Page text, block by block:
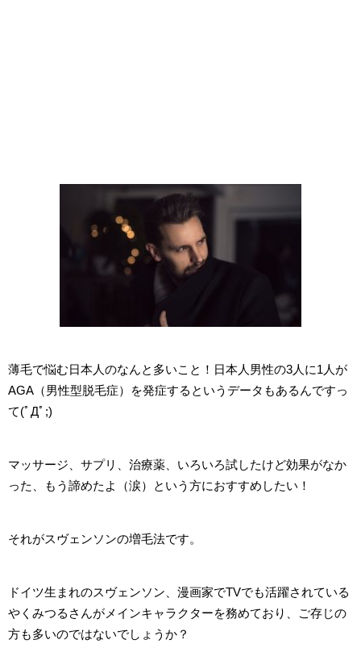
薄毛で悩む日本人のなんと多いこと！日本人男性の3人に1人が
AGA（男性型脱毛症）を発症するというデータもあるんですっ
て(ﾟДﾟ;)
マッサージ、サプリ、治療薬、いろいろ試したけど効果がなか
った、もう諦めたよ（涙）という方におすすめしたい！
それがスヴェンソンの増毛法です。
ドイツ生まれのスヴェンソン、漫画家でTVでも活躍されている
やくみつるさんがメインキャラクターを務めており、ご存じの
方も多いのではないでしょうか？